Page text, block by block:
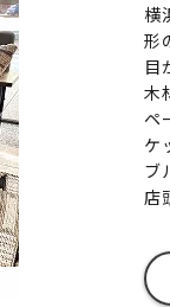
横
形
目
木
ペ
ケ
ブ
店